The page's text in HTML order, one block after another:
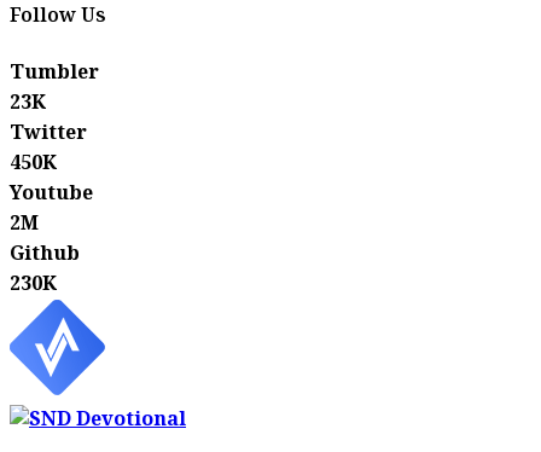
Follow Us
Tumbler
23K
Twitter
450K
Youtube
2M
Github
230K